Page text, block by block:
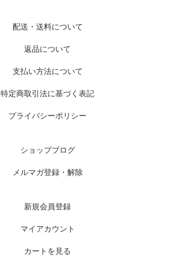
配送・送料について
返品について
支払い方法について
特定商取引法に基づく表記
プライバシーポリシー
ショップブログ
メルマガ登録・解除
新規会員登録
マイアカウント
カートを見る